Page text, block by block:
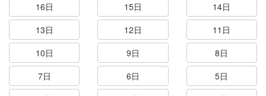
16日
15日
14日
13日
12日
11日
10日
9日
8日
7日
6日
5日